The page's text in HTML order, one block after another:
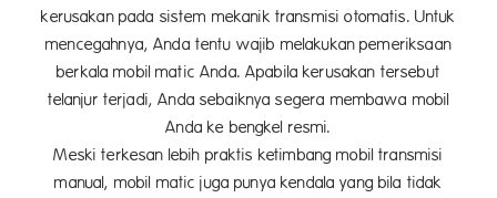
kerusakan pada sistem mekanik transmisi otomatis. Untuk
mencegahnya, Anda tentu wajib melakukan pemeriksaan
berkala mobil matic Anda. Apabila kerusakan tersebut
telanjur terjadi, Anda sebaiknya segera membawa mobil
Anda ke bengkel resmi.
Meski terkesan lebih praktis ketimbang mobil transmisi
manual, mobil matic juga punya kendala yang bila tidak